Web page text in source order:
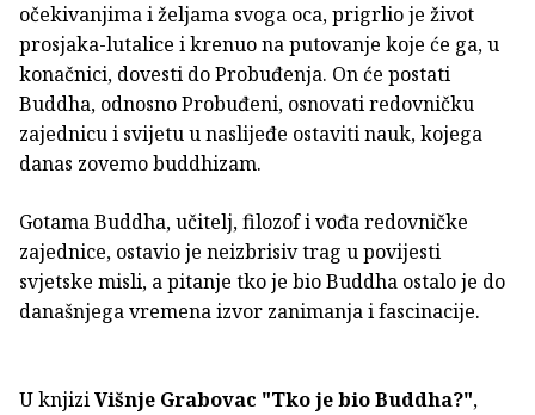
očekivanjima i željama svoga oca, prigrlio je život
prosjaka-lutalice i krenuo na putovanje koje će ga, u
konačnici, dovesti do Probuđenja. On će postati
Buddha, odnosno Probuđeni, osnovati redovničku
zajednicu i svijetu u naslijeđe ostaviti nauk, kojega
danas zovemo buddhizam.
Gotama Buddha, učitelj, filozof i vođa redovničke
zajednice, ostavio je neizbrisiv trag u povijesti
svjetske misli, a pitanje tko je bio Buddha ostalo je do
današnjega vremena izvor zanimanja i fascinacije.
U knjiziVišnje Grabovac "Tko je bio Buddha?",